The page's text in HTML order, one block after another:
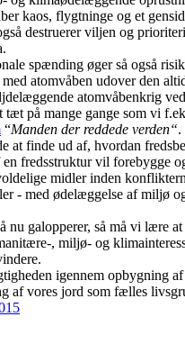
kaos, flygtninge og et
destruerer viljen og
spænding øger så også
atomvåben udover den
atomvåbenkrig
på mange gange som vi
“Manden der reddede verden“.
at finde ud af, hvordan
fredsstruktur vil forebygge
midler inden
- med ødelæggelse af miljø
nu galopperer, så må vi lære
, miljø- og
igennem opbygning af
af vores jord som fælles